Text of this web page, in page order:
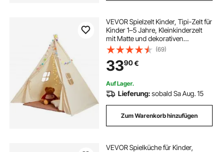
VEVOR Spielzelt Kinder, Tipi-Zelt für
Kinder 1–5 Jahre, Kleinkinderzelt
mit Matte und dekorativen
Plüschbällen, Zelt für Kinder mit
Fenstern für drinnen & draußen
Beige
(69)
3390€
Auf Lager.
Lieferung:sobald Sa Aug. 15
Zum Warenkorb hinzufügen
VEVOR Spielküche für Kinder,